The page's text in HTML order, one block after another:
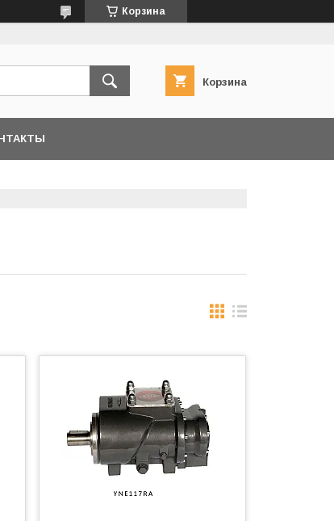
Корзина
Корзина